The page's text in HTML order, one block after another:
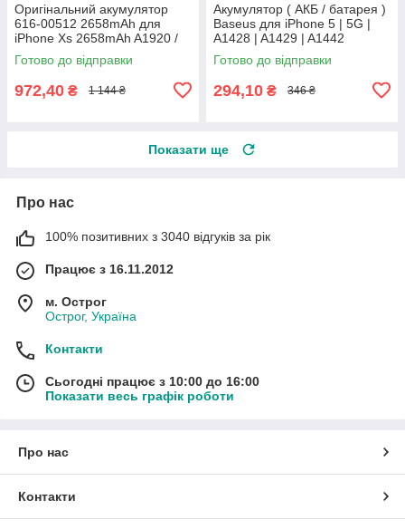
Оригінальний акумулятор
616-00512 2658mAh для
iPhone Xs 2658mAh A1920 /
A2097 / A2098 / A2100 original
IC
Готово до відправки
972,40 ₴ 1 144 ₴
Акумулятор ( АКБ / батарея )
Baseus для iPhone 5 | 5G |
A1428 | A1429 | A1442
1440mAh
Готово до відправки
294,10 ₴ 346 ₴
Показати ще
Про нас
100% позитивних з 3040 відгуків за рік
Працює з 16.11.2012
м. Острог
Острог, Україна
Контакти
Сьогодні працює з 10:00 до 16:00
Показати весь графік роботи
Про нас
Контакти